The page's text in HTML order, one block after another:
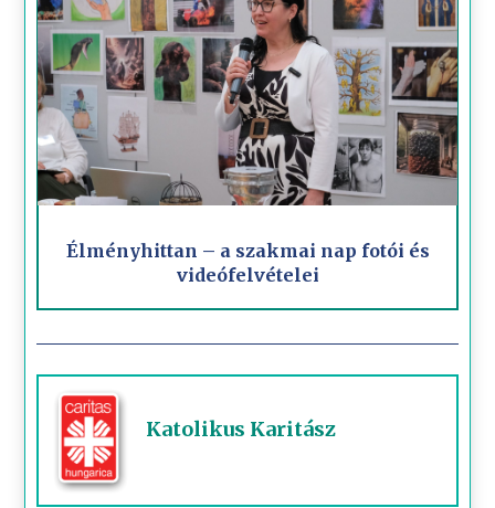
Élményhittan – a szakmai nap fotói és
videófelvételei
Katolikus Karitász